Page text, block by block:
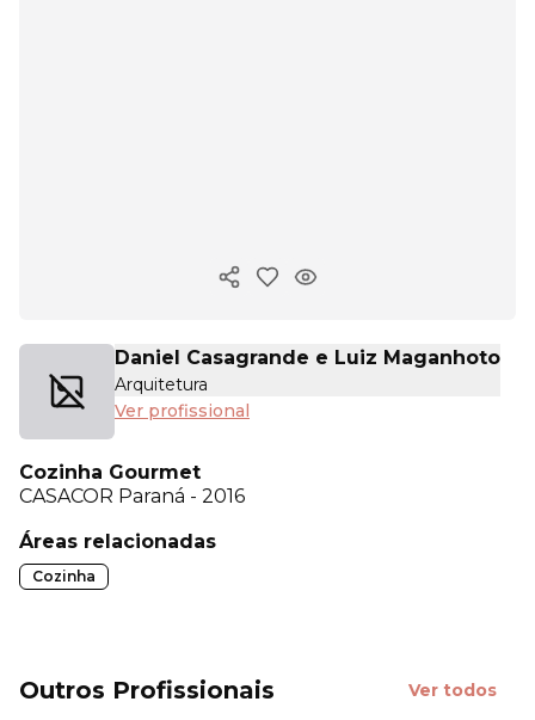
Copiar link
Daniel Casagrande e Luiz Maganhoto
Arquitetura
Ver profissional
Cozinha Gourmet
CASACOR Paraná - 2016
Áreas relacionadas
Cozinha
Outros Profissionais Ver todos